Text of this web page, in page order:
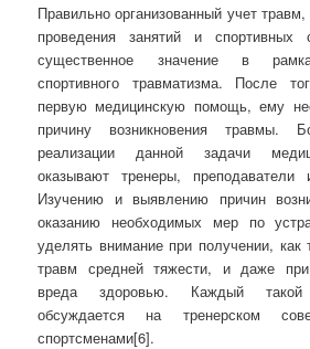
Правильно организованный учет
проведения занятий и спортивных
существенное значение в
спортивного травматизма. После
первую медицинскую помощь, ему
причину возникновения
реализации данной задачи
оказывают тренеры,
Изучению и выявлению причин
оказанию необходимых мер по
уделять внимание при получении,
травм средней тяжести, и даже при
вреда здоровью. Каждый
обсуждается на тренерском
спортсменами[6].